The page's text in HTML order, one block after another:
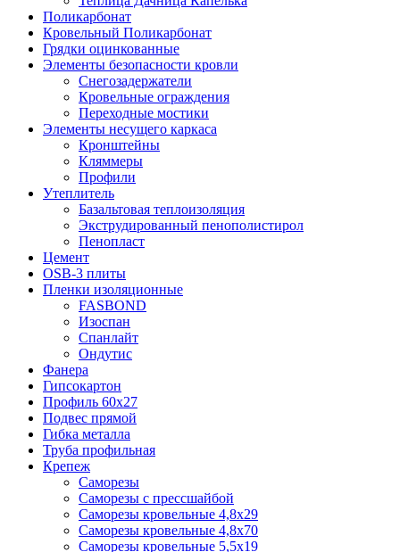
Поликарбонат
Кровельный Поликарбонат
Грядки оцинкованные
Элементы безопасности кровли
Снегозадержатели
Кровельные ограждения
Переходные мостики
Элементы несущего каркаса
Кронштейны
Кляммеры
Профили
Утеплитель
Базальтовая теплоизоляция
Экструдированный пенополистирол
Пенопласт
Цемент
OSB-3 плиты
Пленки изоляционные
FASBOND
Изоспан
Спанлайт
Ондутис
Фанера
Гипсокартон
Профиль 60х27
Подвес прямой
Гибка металла
Труба профильная
Крепеж
Саморезы
Саморезы с прессшайбой
Саморезы кровельные 4,8х29
Саморезы кровельные 4,8х70
Саморезы кровельные 5,5х19